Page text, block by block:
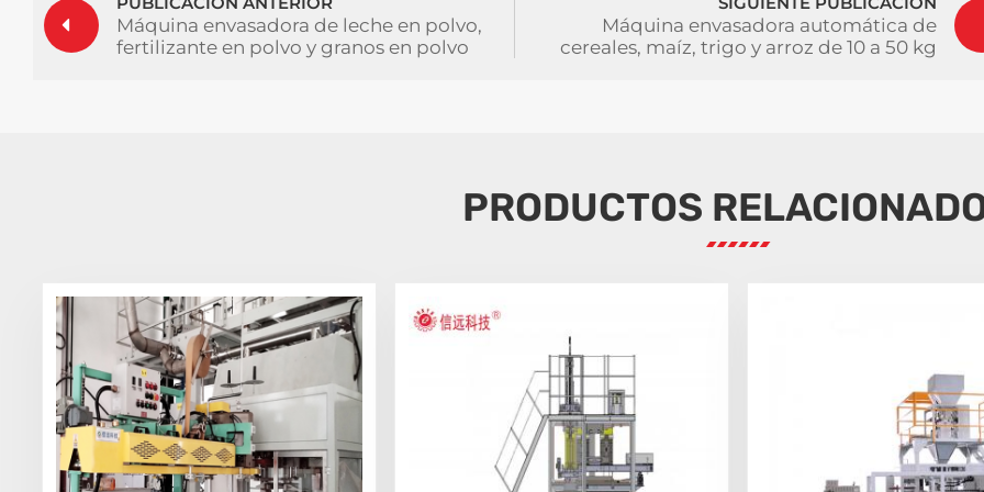
Máquina envasadora de leche en polvo,
fertilizante en polvo y granos en polvo
Máquina envasadora automática de
cereales, maíz, trigo y arroz de 10 a 50 kg
PRODUCTOS